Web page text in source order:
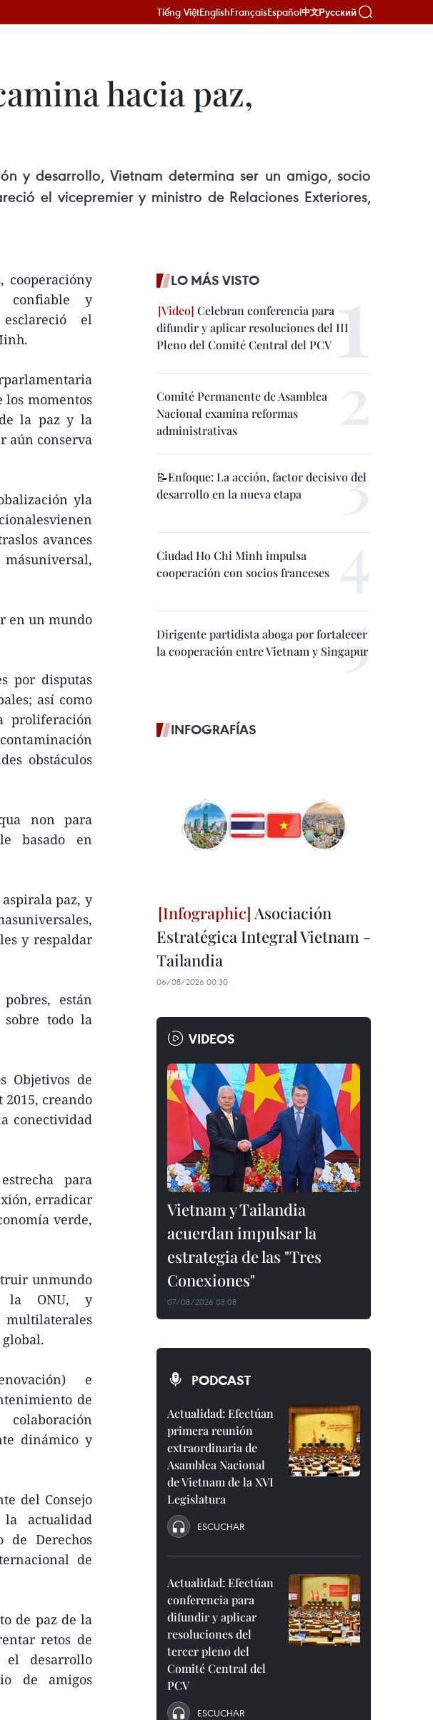
Tiếng ViệtEnglishFrançaisEspañol中文Русский
hacia paz,
y desarrollo, Vietnam determina ser un amigo, socio
el vicepremier y ministro de Relaciones Exteriores,
cooperacióny
confiable y
el
los momentos
la paz y la
aún conserva
yla
avances
en un mundo
por disputas
así como
proliferación
obstáculos
non para
basado en
paz, y
y respaldar
están
sobre todo la
Objetivos de
creando
conectividad
para
erradicar
verde,
unmundo
la ONU, y
multilaterales
e
de
dinámico y
del Consejo
actualidad
de Derechos
de
de paz de la
retos de
desarrollo
de amigos
LO MÁS VISTO
Celebran conferencia para
difundir y aplicar resoluciones del III
Pleno del Comité Central del PCV
Comité Permanente de Asamblea
Nacional examina reformas
administrativas
📝Enfoque: La acción, factor decisivo del
desarrollo en la nueva etapa
Ciudad Ho Chi Minh impulsa
cooperación con socios franceses
Dirigente partidista aboga por fortalecer
la cooperación entre Vietnam y Singapur
INFOGRAFÍAS
Asociación
Estratégica Integral Vietnam -
Tailandia
06/08/2026 00:30
VIDEOS
Vietnam y Tailandia
acuerdan impulsar la
estrategia de las "Tres
Conexiones"
07/08/2026 03:08
PODCAST
Actualidad: Efectúan
primera reunión
extraordinaria de
Asamblea Nacional
de Vietnam de la XVI
Legislatura
ESCUCHAR
Actualidad: Efectúan
conferencia para
difundir y aplicar
resoluciones del
tercer pleno del
Comité Central del
PCV
ESCUCHAR